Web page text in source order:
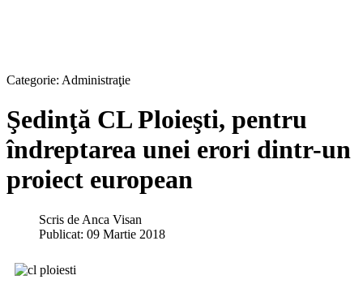
Categorie: Administraţie
Şedinţă CL Ploieşti, pentru
îndreptarea unei erori dintr-un
proiect european
Scris de Anca Visan
Publicat: 09 Martie 2018